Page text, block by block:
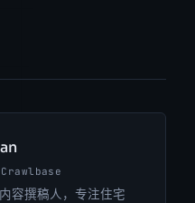
Crawlbase
容撰稿人，专注住宅